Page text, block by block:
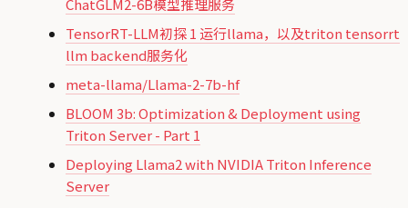
ChatGLM2-6B模型推理服务
TensorRT-LLM初探 1 运行llama，以及triton tensorrt
llm backend服务化
meta-llama/Llama-2-7b-hf
BLOOM 3b: Optimization & Deployment using
Triton Server - Part 1
Deploying Llama2 with NVIDIA Triton Inference
Server